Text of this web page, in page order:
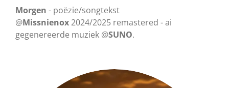
l
a
y
t
e
Morgen - poëzie/songtekst
@Missnienox2024/2025 remastered - ai
gegenereerde muziek @SUNO.